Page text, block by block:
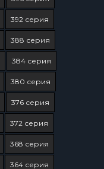
392 серия
388 серия
384 серия
380 серия
376 серия
372 серия
368 серия
364 серия